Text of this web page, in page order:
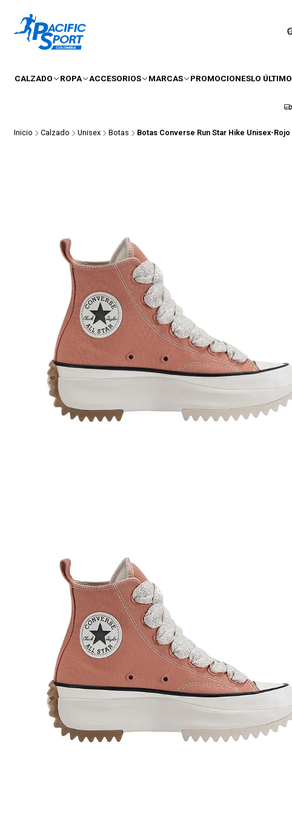
CALZADO ROPA ACCESORIOS MARCAS PROMOCIONESLO ÚLTIMO
Inicio Calzado Unisex Botas Botas Converse Run Star Hike Unisex-Rojo